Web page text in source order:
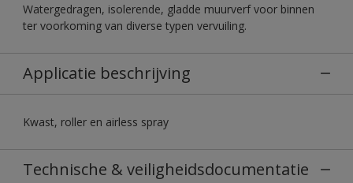
Watergedragen, isolerende, gladde muurverf voor binnen
ter voorkoming van diverse typen vervuiling.
Applicatie beschrijving
Kwast, roller en airless spray
Technische & veiligheidsdocumentatie